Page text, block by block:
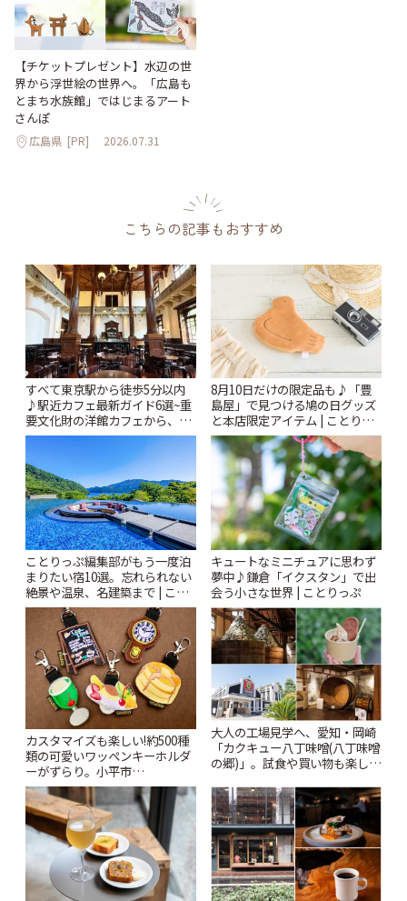
【チケットプレゼント】水辺の世
界から浮世絵の世界へ。「広島も
とまち水族館」ではじまるアート
さんぽ
広島県 [PR] 2026.07.31
こちらの記事もおすすめ
すべて東京駅から徒歩5分以内
♪駅近カフェ最新ガイド6選~重
要文化財の洋館カフェから、改
札すぐのレトロ喫茶まで~ | こと
8月10日だけの限定品も♪「豊
島屋」で見つける鳩の日グッズ
と本店限定アイテム | ことりっ
ぷ
ことりっぷ編集部がもう一度泊
まりたい宿10選。忘れられない
絶景や温泉、名建築まで | こと
りっぷ
キュートなミニチュアに思わず
夢中♪鎌倉「イクスタン」で出
会う小さな世界 | ことりっぷ
カスタマイズも楽しい!約500種
類の可愛いワッペンキーホルダ
ーがずらり。小平市
「Kimamaya T&K」 | ことりっ
ぷ
大人の工場見学へ、愛知・岡崎
「カクキュー八丁味噌(八丁味噌
の郷)」。試食や買い物も楽しみ